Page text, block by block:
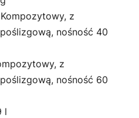
z
nośność 40
z
nośność 60
l